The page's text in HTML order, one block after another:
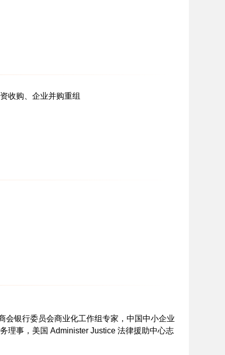
收购、企业并购重组
银行委员会商业化工作组专家，中国中小企业
理事，美国 Administer Justice 法律援助中心志